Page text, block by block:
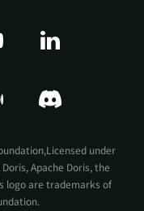
under
Doris, Apache Doris, the
logo are trademarks of